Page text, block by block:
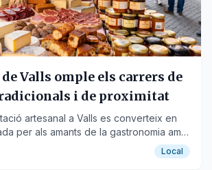
Valls omple els carrers de
i de proximitat
artesanal a Valls es converteix en
per als amants de la gastronomia amb
i dolços locals.
Local